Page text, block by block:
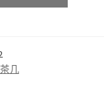
茶几